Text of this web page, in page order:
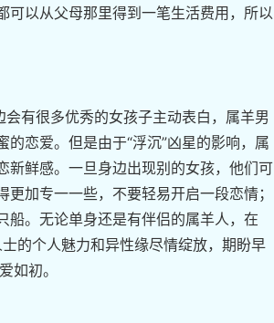
以从父母那里得到一笔生活费用，所以
有很多优秀的女孩子主动表白，属羊男
恋爱。但是由于“浮沉”凶星的影响，属
新鲜感。一旦身边出现别的女孩，他们可
加专一一些，不要轻易开启一段恋情；
船。无论单身还是有伴侣的属羊人，在
的个人魅力和异性缘尽情绽放，期盼早
如初。